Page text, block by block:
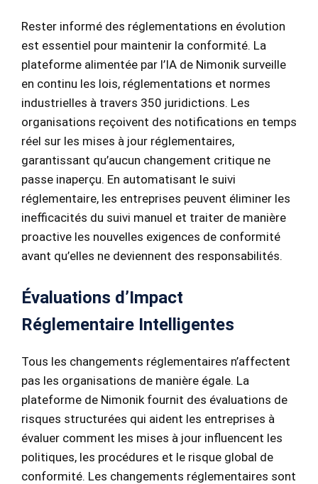
Rester informé des réglementations en évolution
est essentiel pour maintenir la conformité. La
plateforme alimentée par l’IA de Nimonik surveille
en continu les lois, réglementations et normes
industrielles à travers 350 juridictions. Les
organisations reçoivent des notifications en temps
réel sur les mises à jour réglementaires,
garantissant qu’aucun changement critique ne
passe inaperçu. En automatisant le suivi
réglementaire, les entreprises peuvent éliminer les
inefficacités du suivi manuel et traiter de manière
proactive les nouvelles exigences de conformité
avant qu’elles ne deviennent des responsabilités.
Évaluations d’Impact
Réglementaire Intelligentes
Tous les changements réglementaires n’affectent
pas les organisations de manière égale. La
plateforme de Nimonik fournit des évaluations de
risques structurées qui aident les entreprises à
évaluer comment les mises à jour influencent les
politiques, les procédures et le risque global de
conformité. Les changements réglementaires sont